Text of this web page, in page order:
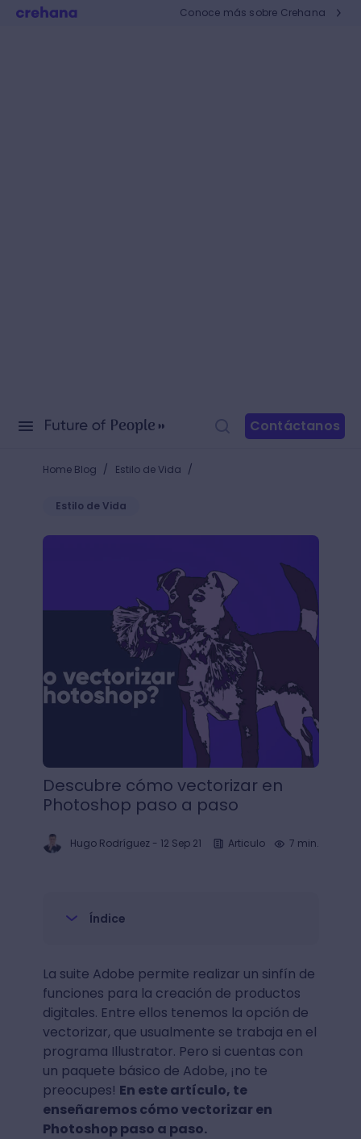
Conoce más sobre Crehana
Contáctanos
Home Blog / Estilo de Vida /
Estilo de Vida
Descubre cómo vectorizar en Photoshop paso a
Descubre cómo vectorizar en
Photoshop paso a paso
Hugo Rodríguez- 12 Sep 21 Articulo 7 min.
Índice
La suite Adobe permite realizar un sinfín de
funciones para la creación de productos
digitales. Entre ellos tenemos la opción de
vectorizar, que usualmente se trabaja en el
programa Illustrator. Pero si cuentas con
un paquete básico de Adobe, ¡no te
preocupes! En este artículo, te
enseñaremos cómo vectorizar en
Photoshop paso a paso.